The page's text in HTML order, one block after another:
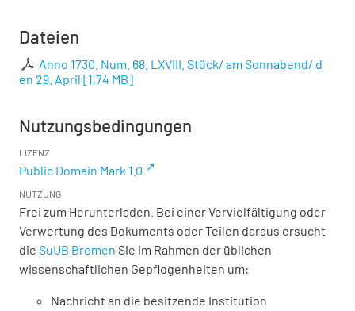
Dateien
Anno 1730. Num. 68. LXVIII. Stück/ am Sonnabend/ d
en 29. April [1,74 MB]
Nutzungsbedingungen
LIZENZ
Public Domain Mark 1.0
NUTZUNG
Frei zum Herunterladen. Bei einer Vervielfältigung oder
Verwertung des Dokuments oder Teilen daraus ersucht
die SuUB Bremen Sie im Rahmen der üblichen
wissenschaftlichen Gepflogenheiten um:
Nachricht an die besitzende Institution